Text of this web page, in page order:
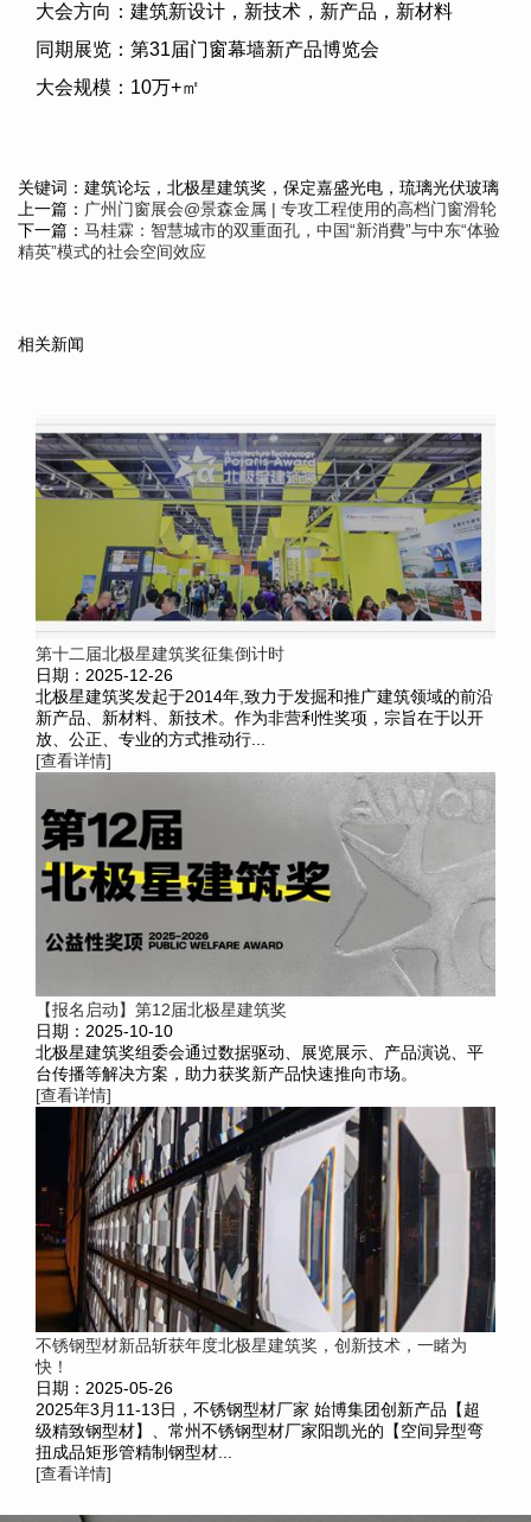
大会方向：建筑新设计，新技术，新产品，新材料
同期展览：第31届门窗幕墙新产品博览会
大会规模： 10万+㎡
关键词：建筑论坛，北极星建筑奖，保定嘉盛光电，琉璃光伏玻璃
上一篇： 广州门窗展会@景森金属 | 专攻工程使用的高档门窗滑轮
下一篇： 马桂霖：智慧城市的双重面孔，中国“新消費”与中东“体验
精英”模式的社会空间效应
相关新闻
第十二届北极星建筑奖征集倒计时
日期：2025-12-26
北极星建筑奖发起于2014年,致力于发掘和推广建筑领域的前沿
新产品、新材料、新技术。作为非营利性奖项，宗旨在于以开
放、公正、专业的方式推动行...
[查看详情]
【报名启动】第12届北极星建筑奖
日期：2025-10-10
北极星建筑奖组委会通过数据驱动、展览展示、产品演说、平
台传播等解决方案，助力获奖新产品快速推向市场。
[查看详情]
不锈钢型材新品斩获年度北极星建筑奖，创新技术，一睹为
快！
日期：2025-05-26
2025年3月11-13日，不锈钢型材厂家 始博集团创新产品【超
级精致钢型材】、常州不锈钢型材厂家阳凯光的【空间异型弯
扭成品矩形管精制钢型材...
[查看详情]